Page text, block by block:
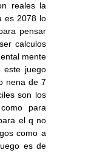
reales la
es 2078 lo
pensar
calculos
mente
este juego
nena de 7
son los
para
el q no
como a
es de